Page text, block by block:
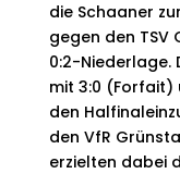
die Schaaner
gegen den TSV
0:2-Niederlage.
mit 3:0 (Forfait)
den
den VfR
erzielten dabei